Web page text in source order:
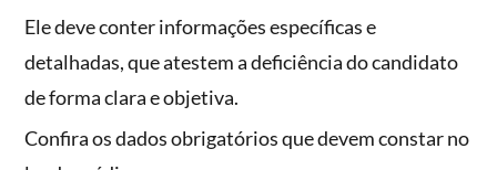
Ele deve conter informações específicas e
detalhadas, que atestem a deficiência do candidato
de forma clara e objetiva.
Confira os dados obrigatórios que devem constar no